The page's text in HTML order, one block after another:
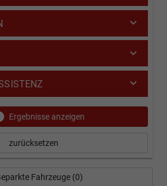
Ergebnisse anzeigen
zurücksetzen
Fahrzeuge (0)